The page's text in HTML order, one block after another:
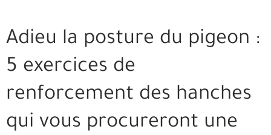
Adieu la posture du pigeon :
5 exercices de
renforcement des hanches
qui vous procureront une